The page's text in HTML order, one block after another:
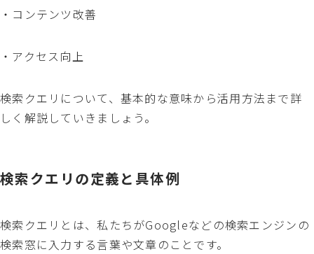
・コンテンツ改善
・アクセス向上
検索クエリについて、基本的な意味から活用方法まで詳
しく解説していきましょう。
検索クエリの定義と具体例
検索クエリとは、私たちがGoogleなどの検索エンジンの
検索窓に入力する言葉や文章のことです。